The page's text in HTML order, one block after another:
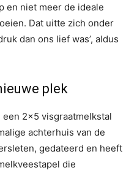
en niet meer de ideale
Dat uitte zich onder
dan ons lief was’, aldus
plek
een 2×5 visgraatmelkstal
achterhuis van de
gedateerd en heeft
die